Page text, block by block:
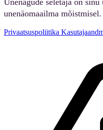
unenäomaailma mõistmisel.
Privaatsuspoliitika